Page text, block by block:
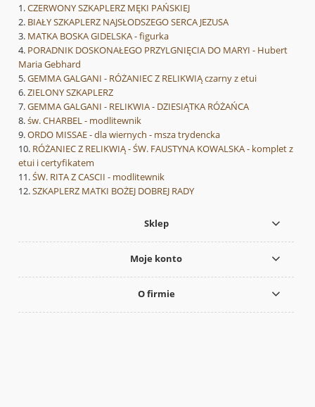
CZERWONY SZKAPLERZ MĘKI PAŃSKIEJ
BIAŁY SZKAPLERZ NAJSŁODSZEGO SERCA JEZUSA
MATKA BOSKA GIDELSKA - figurka
PORADNIK DOSKONAŁEGO PRZYLGNIĘCIA DO MARYI - Hubert
Maria Gebhard
GEMMA GALGANI - RÓŻANIEC Z RELIKWIĄ czarny z etui
ZIELONY SZKAPLERZ
GEMMA GALGANI - RELIKWIA - DZIESIĄTKA RÓŻAŃCA
św. CHARBEL - modlitewnik
ORDO MISSAE - dla wiernych - msza trydencka
RÓŻANIEC Z RELIKWIĄ - ŚW. FAUSTYNA KOWALSKA - komplet z
etui i certyfikatem
ŚW. RITA Z CASCII - modlitewnik
SZKAPLERZ MATKI BOŻEJ DOBREJ RADY
Sklep
Moje konto
O firmie